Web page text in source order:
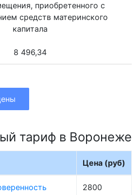
приобретенного с
средств материнского
капитала
8 496,34
тариф в Воронеже
Цена (руб)
2800